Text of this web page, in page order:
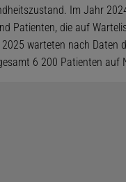
Im Jahr
Patienten, die auf
warteten nach Daten
6 200 Patienten auf